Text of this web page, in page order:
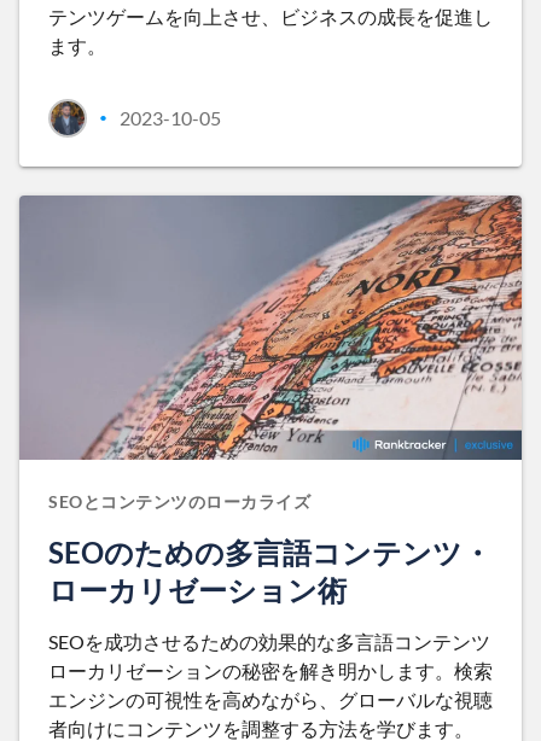
テンツゲームを向上させ、ビジネスの成長を促進し
ます。
• 2023-10-05
SEOとコンテンツのローカライズ
SEOのための多言語コンテンツ・
ローカリゼーション術
SEOを成功させるための効果的な多言語コンテンツ
ローカリゼーションの秘密を解き明かします。検索
エンジンの可視性を高めながら、グローバルな視聴
者向けにコンテンツを調整する方法を学びます。